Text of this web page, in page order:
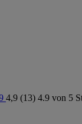
4,9 (13) 4.9 von 5